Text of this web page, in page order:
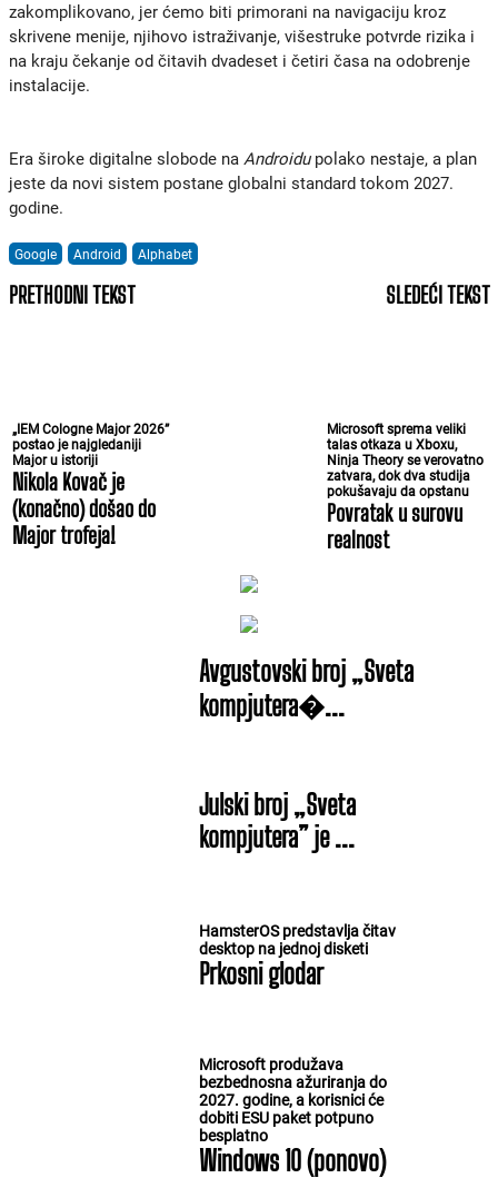
zakomplikovano, jer ćemo biti primorani na navigaciju kroz
skrivene menije, njihovo istraživanje, višestruke potvrde rizika i
na kraju čekanje od čitavih dvadeset i četiri časa na odobrenje
instalacije.
Era široke digitalne slobode na Androidupolako nestaje, a plan
jeste da novi sistem postane globalni standard tokom 2027.
godine.
Google Android Alphabet
PRETHODNI TEKST
„IEM Cologne Major 2026”
postao je najgledaniji
Major u istoriji
Nikola Kovač je
(konačno) došao do
Major trofeja!
SLEDEĆI TEKST
Microsoft sprema veliki
talas otkaza u Xboxu,
Ninja Theory se verovatno
zatvara, dok dva studija
pokušavaju da opstanu
Povratak u surovu
realnost
Avgustovski broj „Sveta
kompjutera�...
Julski broj „Sveta
kompjutera” je ...
HamsterOS predstavlja čitav
desktop na jednoj disketi
Prkosni glodar
Microsoft produžava
bezbednosna ažuriranja do
2027. godine, a korisnici će
dobiti ESU paket potpuno
besplatno
Windows 10 (ponovo)